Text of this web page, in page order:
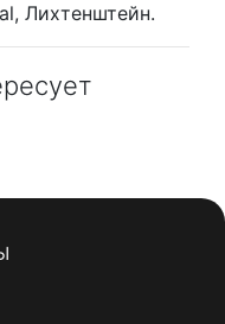
Лихтенштейн.